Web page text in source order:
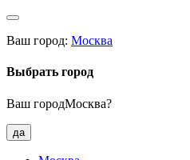
Ваш город: Москва
Выбрать город
Ваш городМосква?
да